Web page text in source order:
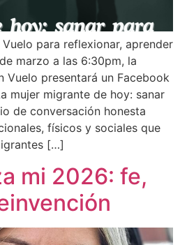
para reflexionar, aprender
marzo a las 6:30pm, la
Vuelo presentará un Facebook
mujer migrante de hoy: sanar
de conversación honesta
físicos y sociales que
[…]
mi 2026: fe,